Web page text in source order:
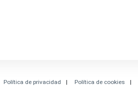
Política de privacidad Política de cookies